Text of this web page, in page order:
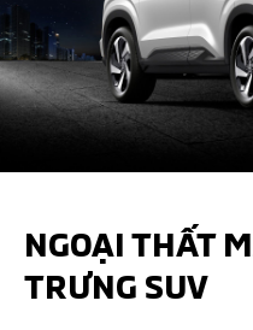
NGOẠI THẤT
TRƯNG SUV​